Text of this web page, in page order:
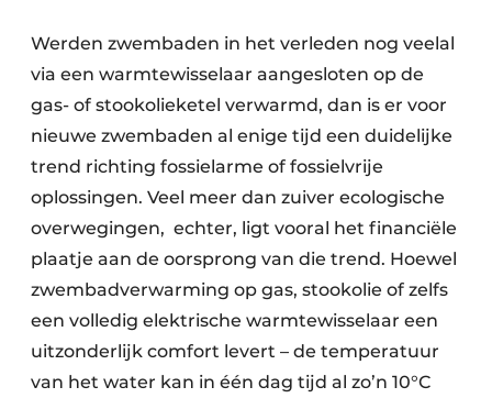
Werden zwembaden in het verleden nog veelal
via een warmtewisselaar aangesloten op de
gas- of stookolieketel verwarmd, dan is er voor
nieuwe zwembaden al enige tijd een duidelijke
trend richting fossielarme of fossielvrije
oplossingen. Veel meer dan zuiver ecologische
overwegingen, echter, ligt vooral het financiële
plaatje aan de oorsprong van die trend. Hoewel
zwembadverwarming op gas, stookolie of zelfs
een volledig elektrische warmtewisselaar een
uitzonderlijk comfort levert – de temperatuur
van het water kan in één dag tijd al zo’n 10°C